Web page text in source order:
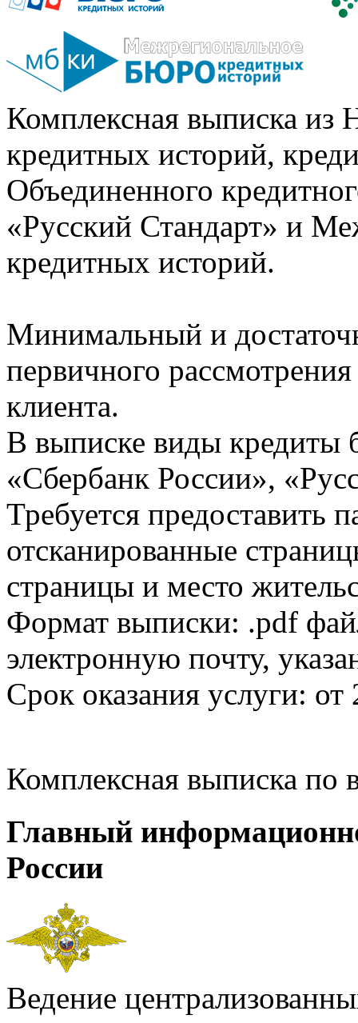
Комплексная выписка из
кредитных историй,
Объединенного
«Русский Стандарт» и
кредитных историй.
Минимальный и
первичного
клиента.
В выписке виды кредиты
«Сбербанк России»,
Требуется предоставить
отсканированные
страницы и место
Формат выписки: .pdf
электронную почту,
Срок оказания услуги: от
Комплексная выписка
Главный
России
Ведение